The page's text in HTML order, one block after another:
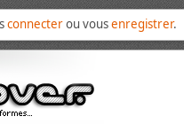
connecterou vousenregistrer.